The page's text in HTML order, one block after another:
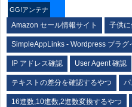
GG!アンテナ
Amazon セール情報サイト 子供
SimpleAppLinks - Wordpress プラグ
IP アドレス確認 User Agent 確認
テキストの差分を確認するやつ
16進数,10進数,2進数変換するやつ